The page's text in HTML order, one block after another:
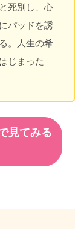
死別し、心
パッドを誘
。人生の希
じまった
見てみる